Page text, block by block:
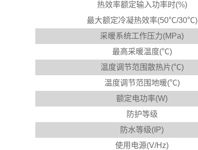
热效率额定输入功率时(%)
最大额定冷凝热效率(50℃/30℃)
采暖系统工作压力(MPa)
最高采暖温度(℃)
温度调节范围散热片(℃)
温度调节范围地暖(℃)
额定电功率(W)
防护等级
防水等级(IP)
使用电源(V/Hz)